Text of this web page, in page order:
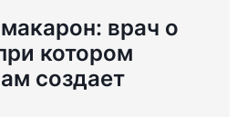
врач о
котором
создает